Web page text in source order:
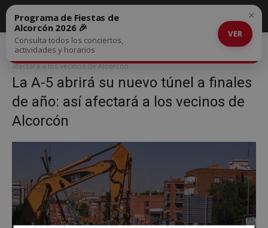
Inicio
La A-5 abrirá su nuevo túnel a finales de año: así afectará a los
vecinos de Alcorcón
La A-5 abrirá su nuevo túnel a finales de año: así
afectará a los vecinos de Alcorcón
La A-5 abrirá su nuevo túnel a finales
de año: así afectará a los vecinos de
Alcorcón
Programa de Fiestas de
Alcorcón 2026 🎉
Consulta todos los conciertos,
actividades y horarios
VER
×